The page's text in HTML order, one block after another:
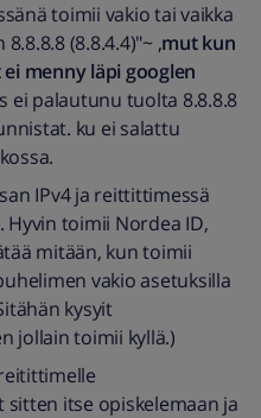
toimii vakio tai vaikka
(8.8.4.4)"~ ,mut kun
menny läpi googlen
ei palautunu tuolta 8.8.8.8
ku ei salattu
IPv4 ja reittittimessä
Hyvin toimii Nordea ID,
mitään, kun toimii
vakio asetuksilla
kysyit
jollain toimii kyllä.)
itse opiskelemaan ja